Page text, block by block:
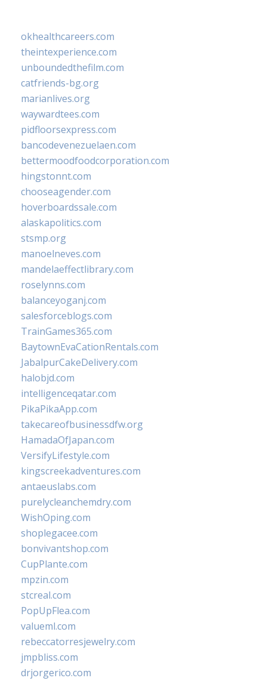
okhealthcareers.com
theintexperience.com
unboundedthefilm.com
catfriends-bg.org
marianlives.org
waywardtees.com
pidfloorsexpress.com
bancodevenezuelaen.com
bettermoodfoodcorporation.com
hingstonnt.com
chooseagender.com
hoverboardssale.com
alaskapolitics.com
stsmp.org
manoelneves.com
mandelaeffectlibrary.com
roselynns.com
balanceyoganj.com
salesforceblogs.com
TrainGames365.com
BaytownEvaCationRentals.com
JabalpurCakeDelivery.com
halobjd.com
intelligenceqatar.com
PikaPikaApp.com
takecareofbusinessdfw.org
HamadaOfJapan.com
VersifyLifestyle.com
kingscreekadventures.com
antaeuslabs.com
purelycleanchemdry.com
WishOping.com
shoplegacee.com
bonvivantshop.com
CupPlante.com
mpzin.com
stcreal.com
PopUpFlea.com
valueml.com
rebeccatorresjewelry.com
jmpbliss.com
drjorgerico.com